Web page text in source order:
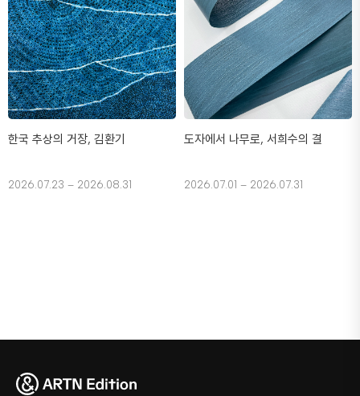
한국 추상의 거장, 김환기
2026.07.23 – 2026.08.31
도자에서 나무로, 서희수의 결
2026.07.01 – 2026.07.31